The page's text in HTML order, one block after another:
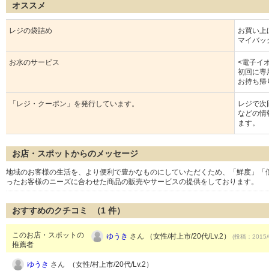
オススメ
レジの袋詰め
お買い上
マイバッ
お水のサービス
<電子イ
初回に専
お持ち帰
「レジ・クーポン」を発行しています。
レジで次
などの情
ます。
お店・スポットからのメッセージ
地域のお客様の生活を、より便利で豊かなものにしていただくため、「鮮度」
ったお客様のニーズに合わせた商品の販売やサービスの提供をしております。
おすすめのクチコミ （1 件）
このお店・スポットの
推薦者
ゆうき さん （女性/村上市/20代/Lv.2） (投稿：
ゆうき さん （女性/村上市/20代/Lv.2）